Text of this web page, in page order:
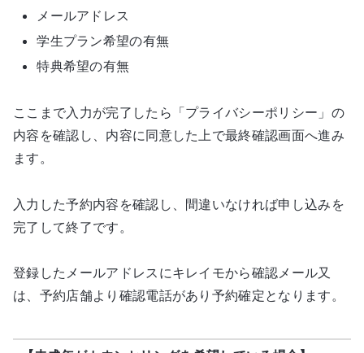
メールアドレス
学生プラン希望の有無
特典希望の有無
ここまで入力が完了したら「プライバシーポリシー」の
内容を確認し、内容に同意した上で最終確認画面へ進み
ます。
入力した予約内容を確認し、間違いなければ申し込みを
完了して終了です。
登録したメールアドレスにキレイモから確認メール又
は、予約店舗より確認電話があり予約確定となります。